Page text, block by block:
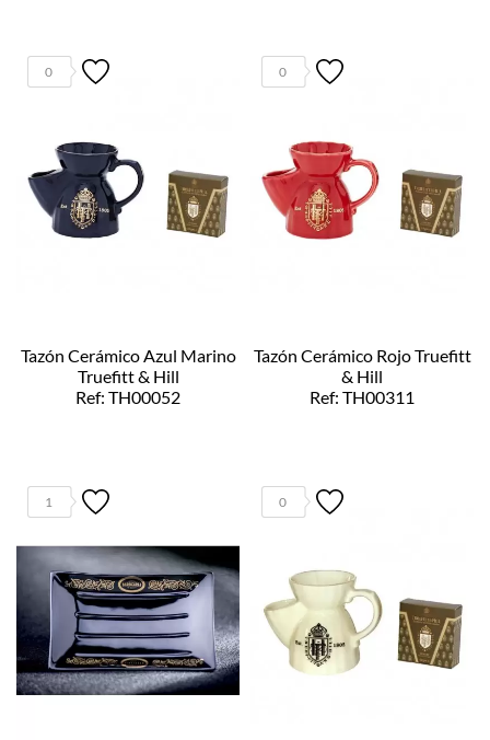
0
Tazón Cerámico Azul Marino
Truefitt & Hill
Ref: TH00052
0
Tazón Cerámico Rojo Truefitt
& Hill
Ref: TH00311
1 0